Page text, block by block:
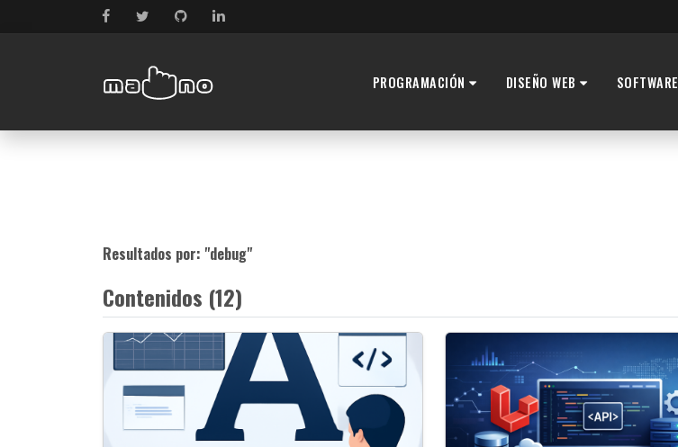
PROGRAMACIÓN DISEÑO WEB SOFTWARE
Resultados por: "debug"
Contenidos (12)